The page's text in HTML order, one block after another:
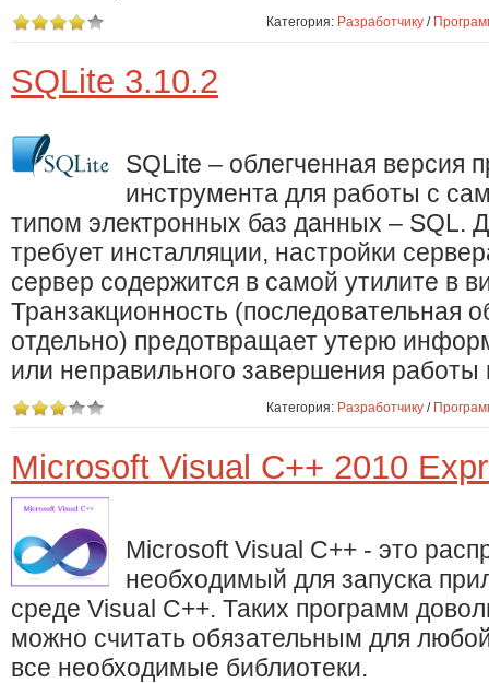
Категория: Разработчику /
SQLite 3.10.2
SQLite – облегченная версия
инструмента для работы с
типом электронных баз данных – SQL.
требует инсталляции, настройки
сервер содержится в самой утилите в
Транзакционность (последовательная
отдельно) предотвращает утерю
или неправильного завершения работы
Категория: Разработчику /
Microsoft Visual C++ 2010
Microsoft Visual C++ - это
необходимый для запуска
среде Visual C++. Таких программ
можно считать обязательным для
все необходимые библиотеки.